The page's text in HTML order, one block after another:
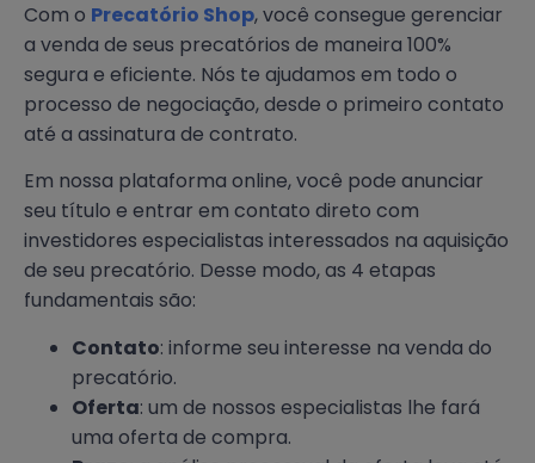
Com o Precatório Shop, você consegue gerenciar
a venda de seus precatórios de maneira 100%
segura e eficiente. Nós te ajudamos em todo o
processo de negociação, desde o primeiro contato
até a assinatura de contrato.
Em nossa plataforma online, você pode anunciar
seu título e entrar em contato direto com
investidores especialistas interessados na aquisição
de seu precatório. Desse modo, as 4 etapas
fundamentais são:
Contato: informe seu interesse na venda do
precatório.
Oferta: um de nossos especialistas lhe fará
uma oferta de compra.